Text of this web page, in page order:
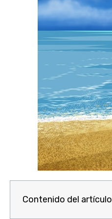
Contenido del artículo